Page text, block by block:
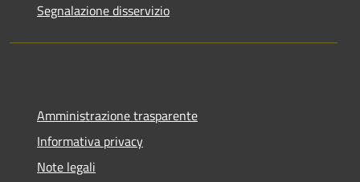
Segnalazione disservizio
Amministrazione trasparente
Informativa privacy
Note legali